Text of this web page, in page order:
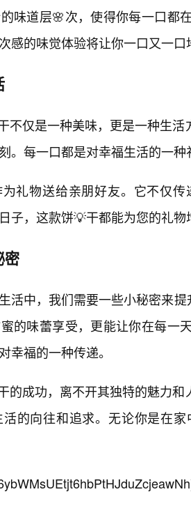
味道层🌸次，使得你每一口都
感的味觉体验将让你一口又一口
不仅是一种美味，更是一种生
。每一口都是对幸福生活的一
礼物送给亲朋好友。它不仅
子，这款饼💡干都能为您的礼物
密
活中，我们需要一些小秘密来
的味蕾享受，更能让你在每一
幸福的一种传递。
的成功，离不开其独特的魅力
的向往和追求。无论你是在